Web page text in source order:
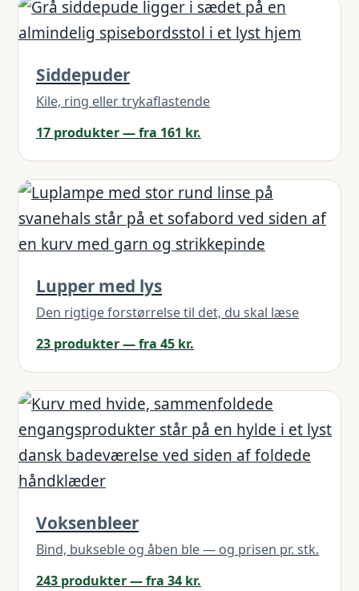
Siddepuder
Kile, ring eller trykaflastende
17 produkter — fra 161 kr.
Lupper med lys
Den rigtige forstørrelse til det, du skal læse
23 produkter — fra 45 kr.
Voksenbleer
Bind, bukseble og åben ble — og prisen pr. stk.
243 produkter — fra 34 kr.